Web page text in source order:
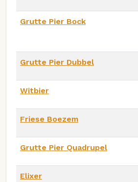
Grutte Pier Bock
Grutte Pier Dubbel
Witbier
Friese Boezem
Grutte Pier Quadrupel
Elixer